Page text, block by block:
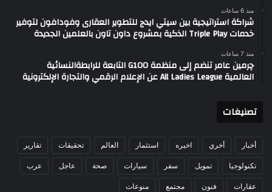
منذ 6 ساعات
شراكة استراتيجية بين سيتي ايدج للتطوير العقارى وفودافون لتوفير
خدمات Triple Play الذكية بمشروع داون تاون بالعلمين الجديدة
منذ 7 ساعات
چرمين عامر تنضم إلى منظمة G100 التابعة للرابطةالنسائية
العالمية All Ladies League عن الإعلام الرقمي والتجارة الإلكترونية
تصنيغات
أخبار أخري اخيره استثمار العالم تحقيقات تقارير
تكنولوجيا تمويل سفر سيارات صحة عاجل عرب
عقارات فنون مجتمع منوعات